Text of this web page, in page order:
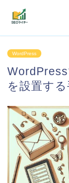
機能
利用者の声
よくある質問
導入事例
お役立ち記事
WordPress
を設置す